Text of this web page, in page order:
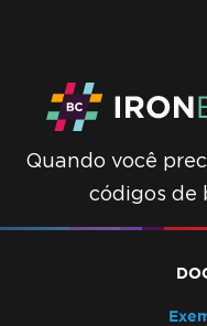
Quando você
códigos de